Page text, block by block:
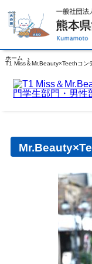
ホーム
T1 Miss＆Mr.Beauty×Teethコ
ホーム
歯科医院検索
国保組合からの